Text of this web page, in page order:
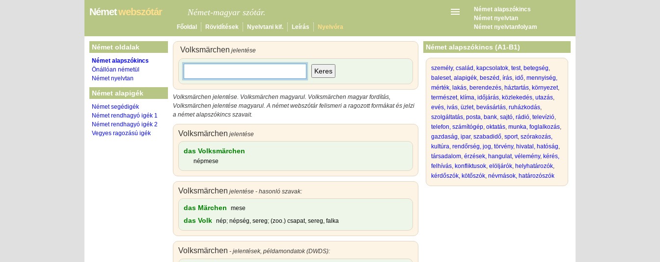
Németwebszótár Német-magyar szótár.
Német alapszókincs
Német nyelvtan
Német nyelvtanfolyam
Főoldal Rövidítések Nyelvtani kif. Leírás Nyelvóra
Volksmärchen jelentése
Keres
Volksmärchen jelentése. Volksmärchen magyarul. Volksmärchen magyarfordítás,
Volksmärchen jelentése magyarul. A német webszótár felismeri a ragozott formákat és jelzi
a német alapszókincs szavait.
Volksmärchen jelentése
das Volksmärchen
népmese
Volksmärchen jelentése - hasonló szavak:
das Märchen mese
das Volk nép; népség, sereg; (zoo.) csapat, sereg, falka
Volksmärchen - jelentések, példamondatok (DWDS):
Német oldalak
Német alapszókincs
Önállóan németül
Német nyelvtan
Német alapigék
Német segédigék
Német rendhagyó igék 1
Német rendhagyó igék 2
Vegyes ragozású igék
Német alapszókincs (A1-B1)
személy, család , kapcsolatok, test, betegség,
baleset, alapigék, beszéd, írás, idő, mennyiség,
mérték, lakás, berendezés, háztartás, környezet,
természet, klíma, időjárás, közlekedés, utazás,
evés, ivás, üzlet, bevásárlás, ruházkodás,
szolgáltatás, posta, bank, sajtó, rádió, televízió,
telefon, számítógép, oktatás, munka, foglalkozás,
gazdaság, ipar, szabadidő, sport, szórakozás,
kultúra, rendőrség, jog, törvény, hivatal, hatóság,
társadalom, érzések, hangulat, vélemény, kérés,
felhívás, konfliktusok, elöljárók, helyhatározók,
kérdőszók, kötőszók, névmások, határozószók